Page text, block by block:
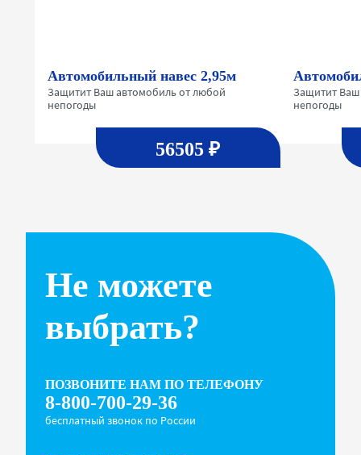
Автомобильный навес 2,95м
Защитит Ваш автомобиль от любой
непогоды
56505 ₽
Защитит
непогоды
Не можете
выбрать?
ПОЗВОНИТЕ НАМ ПО ТЕЛЕФОНУ
8-800-700-29-36
бесплатный звонок по России